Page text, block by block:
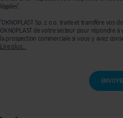
légales¹.
¹OKNOPLAST Sp. z o.o. traite et transfère vos
OKNOPLAST de votre secteur pour répondre à
la prospection commerciale si vous y avez
l’établissement de votre devis. Vous disposez
retrait de votre consentement ainsi que d'un
traitement et à la portabilité que vous pouvez
Lire plus...